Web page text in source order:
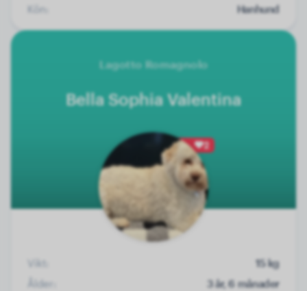
Kön:
Hanhund
Lagotto Romagnolo
Bella Sophia Valentina
2
Vikt:
15 kg
Ålder:
3 år, 6 månader